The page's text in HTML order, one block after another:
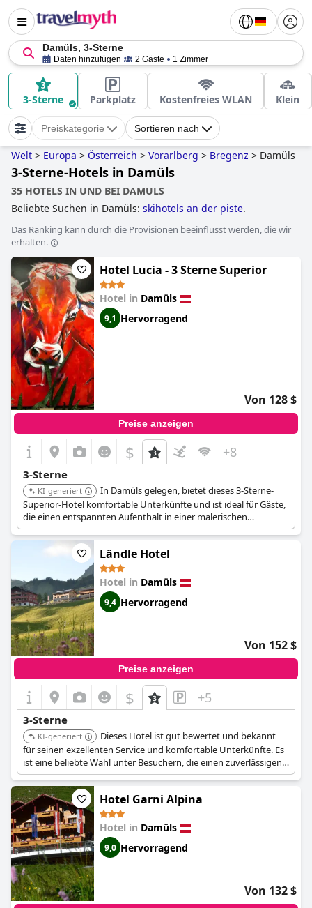
Damüls, 3-Sterne
Daten hinzufügen 2 Gäste 1 Zimmer
3-Sterne Parkplatz Kostenfreies WLAN Klein
Preiskategorie Sortieren nach
Welt > Europa > Österreich > Vorarlberg > Bregenz > Damüls
3-Sterne-Hotels in Damüls
35 HOTELS IN UND BEI DAMULS
Beliebte Suchen in Damüls: skihotels an der piste.
Das Ranking kann durch die Provisionen beeinflusst werden, die wir
erhalten.
Hotel Lucia - 3 Sterne Superior
Hotel in Damüls
9,1 Hervorragend
Von 128 $
Preise anzeigen
$ +8
3-Sterne
KI-generiert
In Damüls gelegen, bietet dieses 3-Sterne-
Superior-Hotel komfortable Unterkünfte und ist ideal für Gäste,
die einen entspannten Aufenthalt in einer malerischen
Umgebung suchen. Es verfügt über gut ausgestattete Zimmer
und eine Reihe von Annehmlichkeiten.
Ländle Hotel
Hotel in Damüls
9,4 Hervorragend
Von 152 $
Preise anzeigen
$ +5
3-Sterne
KI-generiert
Dieses Hotel ist gut bewertet und bekannt
für seinen exzellenten Service und komfortable Unterkünfte. Es
ist eine beliebte Wahl unter Besuchern, die einen zuverlässigen
und angenehmen Aufenthalt suchen.
Hotel Garni Alpina
Hotel in Damüls
9,0 Hervorragend
Von 132 $